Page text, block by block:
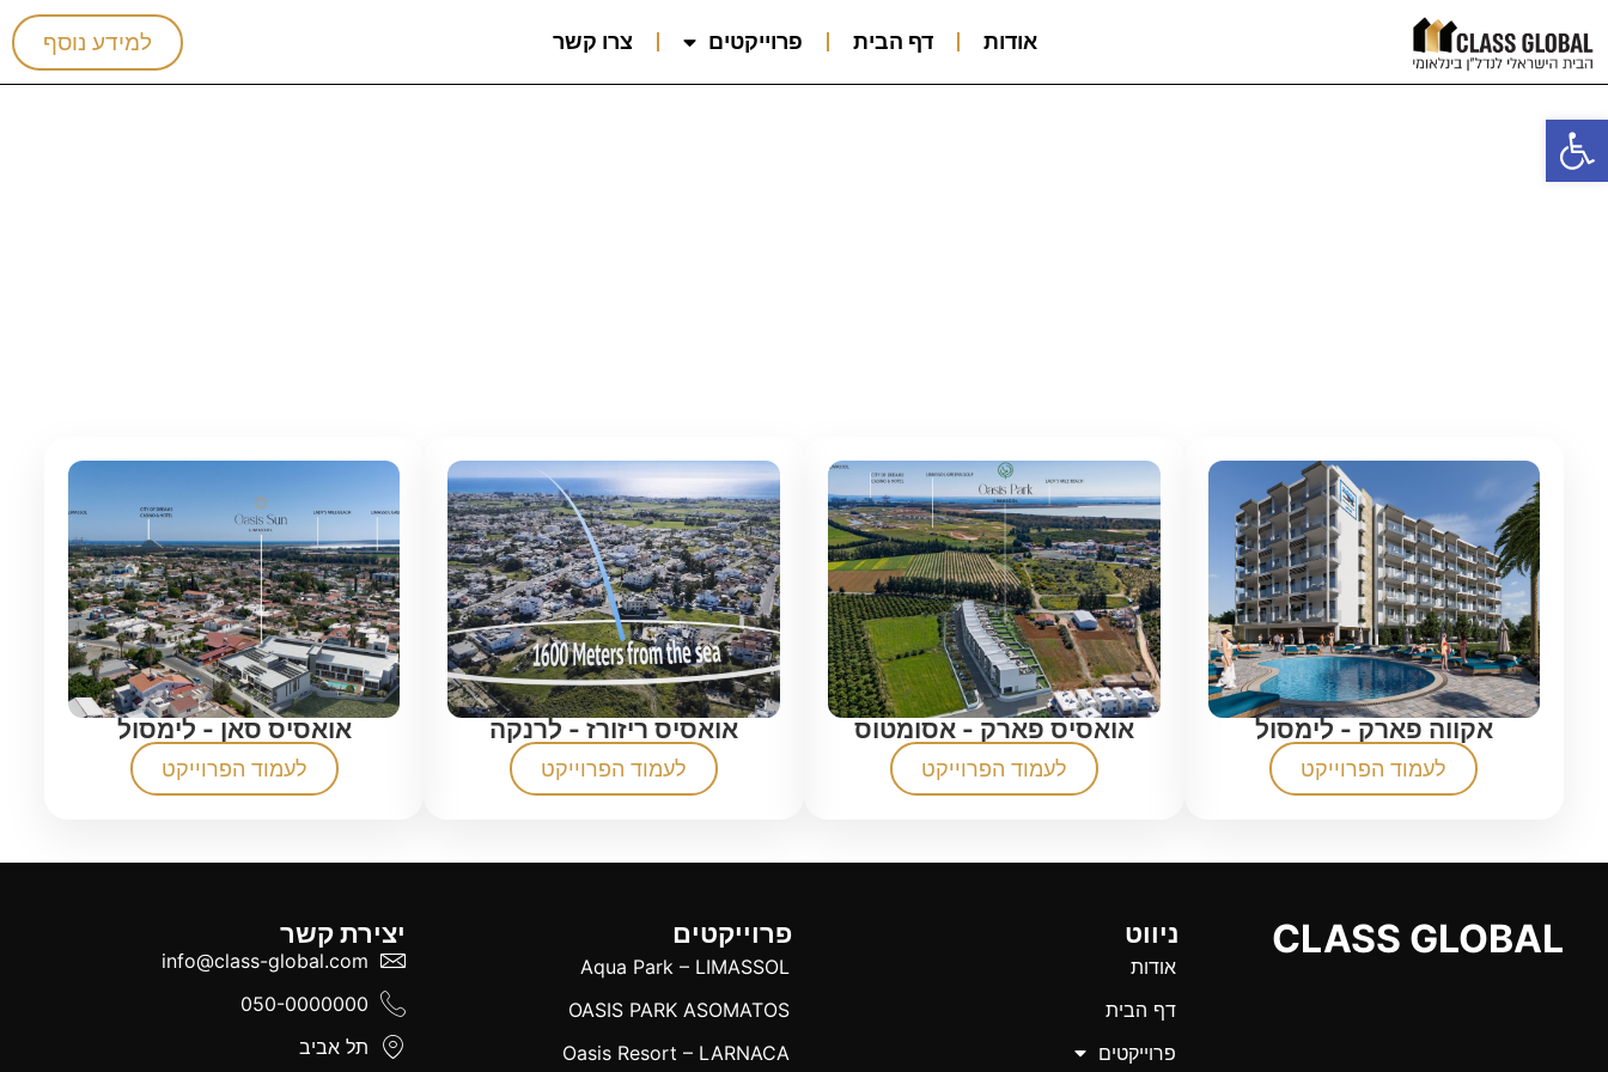
פתח סרגל נגישות
אודות דף הבית פרוייקטים צרו קשר למידע נוסף
אקווה פארק - לימסול
לעמוד הפרוייקט
אואסיס פארק - אסומטוס
לעמוד הפרוייקט
אואסיס ריזורז - לרנקה
לעמוד הפרוייקט
אואסיס סאן - לימסול
לעמוד הפרוייקט
CLASS GLOBAL ניווט
אודות
דף הבית
פרוייקטים
פרוייקטים
Aqua Park – LIMASSOL
OASIS PARK ASOMATOS
Oasis Resort – LARNACA
יצירת קשר
info@class-global.com
050-0000000
תל אביב